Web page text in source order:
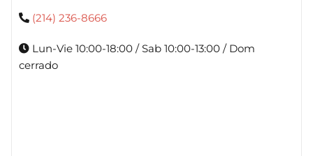
(214) 236-8666
Lun-Vie 10:00-18:00 / Sab 10:00-13:00 / Dom
cerrado